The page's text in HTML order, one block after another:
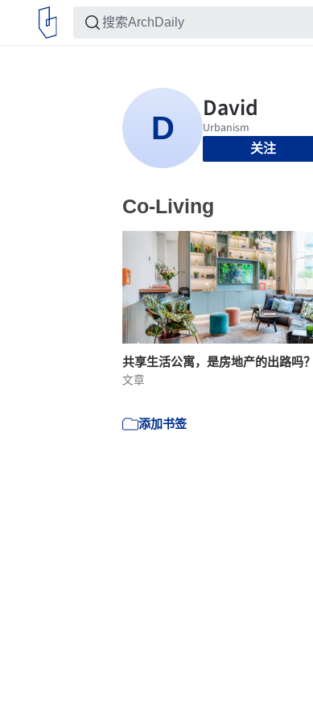
关注
Co-Living
共享生活公寓，是房地产的出路吗？
文章
添加书签